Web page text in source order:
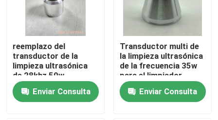
Éntrenos en contacto con
Pida una cita
transductor ultrasónico de limpieza
transductor ultrasónico de alta potencia
reemplazo del
transductor de la
limpieza ultrasónica
de 28khz 50w
sumergible
Enviar Consulta
Transductor multi de
la limpieza ultrasónica
de la frecuencia 35w
para el limpiador
Enviar Consulta